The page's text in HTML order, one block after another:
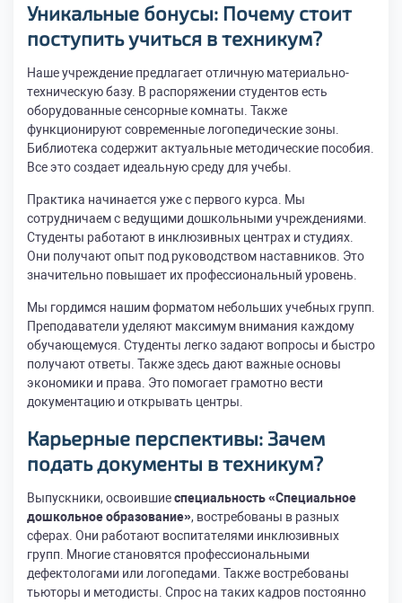
Уникальные бонусы: Почему стоит
поступить учиться в техникум?
Наше учреждение предлагает отличную материально-
техническую базу. В распоряжении студентов есть
оборудованные сенсорные комнаты. Также
функционируют современные логопедические зоны.
Библиотека содержит актуальные методические пособия.
Все это создает идеальную среду для учебы.
Практика начинается уже с первого курса. Мы
сотрудничаем с ведущими дошкольными учреждениями.
Студенты работают в инклюзивных центрах и студиях.
Они получают опыт под руководством наставников. Это
значительно повышает их профессиональный уровень.
Мы гордимся нашим форматом небольших учебных групп.
Преподаватели уделяют максимум внимания каждому
обучающемуся. Студенты легко задают вопросы и быстро
получают ответы. Также здесь дают важные основы
экономики и права. Это помогает грамотно вести
документацию и открывать центры.
Карьерные перспективы: Зачем
подать документы в техникум?
Выпускники, освоившиеспециальность «Специальное
дошкольное образование», востребованы в разных
сферах. Они работают воспитателями инклюзивных
групп. Многие становятся профессиональными
дефектологами или логопедами. Также востребованы
тьюторы и методисты. Спрос на таких кадров постоянно